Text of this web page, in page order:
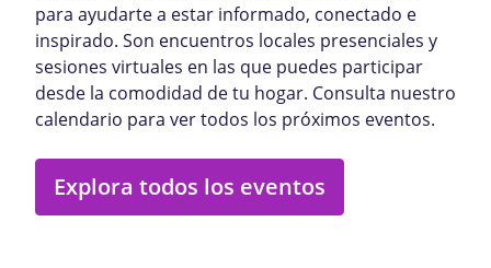
para ayudarte a estar informado, conectado e
inspirado. Son encuentros locales presenciales y
sesiones virtuales en las que puedes participar
desde la comodidad de tu hogar. Consulta nuestro
calendario para ver todos los próximos eventos.
Explora todos los eventos